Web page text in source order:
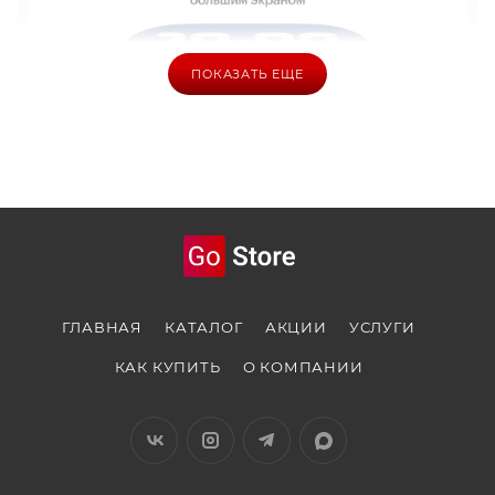
ПОКАЗАТЬ ЕЩЕ
ГЛАВНАЯ КАТАЛОГ АКЦИИ УСЛУГИ
КАК КУПИТЬ О КОМПАНИИ